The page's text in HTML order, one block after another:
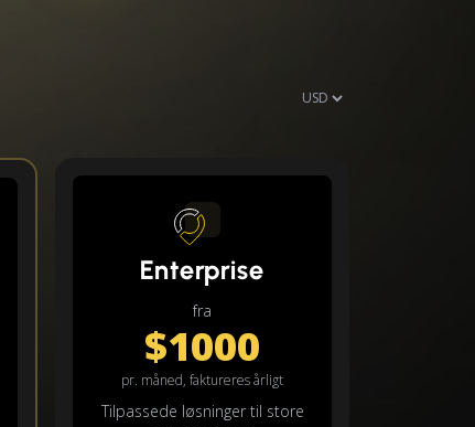
Enterprise
fra
$1000
pr. måned, faktureres årligt
Tilpassede løsninger til store